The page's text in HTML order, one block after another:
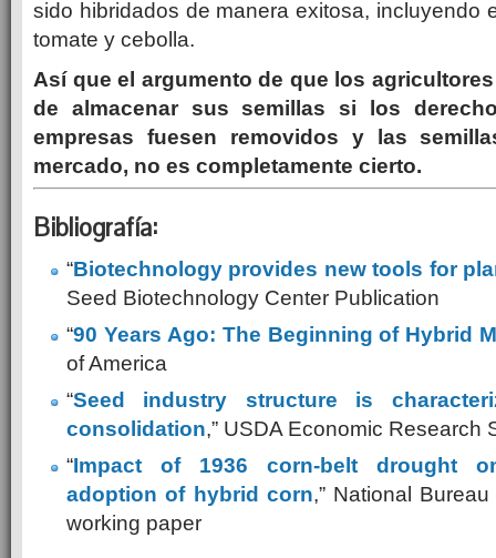
sido hibridados de manera exitosa, incluyendo
tomate y cebolla.
Así que el argumento de que los
de almacenar sus semillas si los
empresas fuesen removidos y las
mercado, no es completamente cierto.
Bibliografía:
“Biotechnology provides new tools for
Seed Biotechnology Center Publication
“90 Years Ago: The Beginning of Hybrid
of America
“Seed industry structure is
consolidation,” USDA Economic Research
“Impact of 1936 corn-belt drought
adoption of hybrid corn,” National
working paper